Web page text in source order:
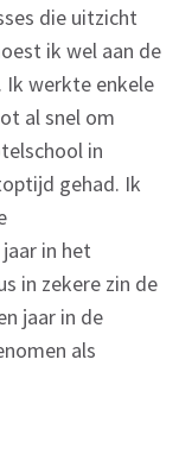
die uitzicht
ik wel aan de
Ik werkte enkele
al snel om
in
gehad. Ik
in het
in zekere zin de
jaar in de
als